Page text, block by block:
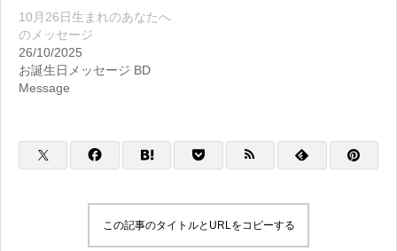
10月26日生まれのあなたへ
のメッセージ
26/10/2025
お誕生日メッセージ BD
Message
この記事のタイトルとURLをコピーする